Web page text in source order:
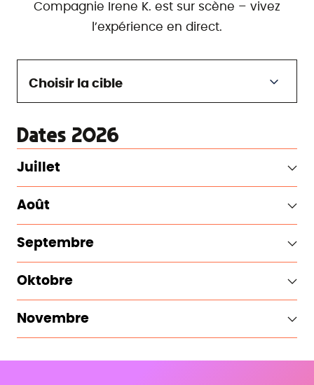
Compagnie Irene K. est sur scène – vivez
l’expérience en direct.
Dates 2026
Juillet
Août
Septembre
Oktobre
Novembre